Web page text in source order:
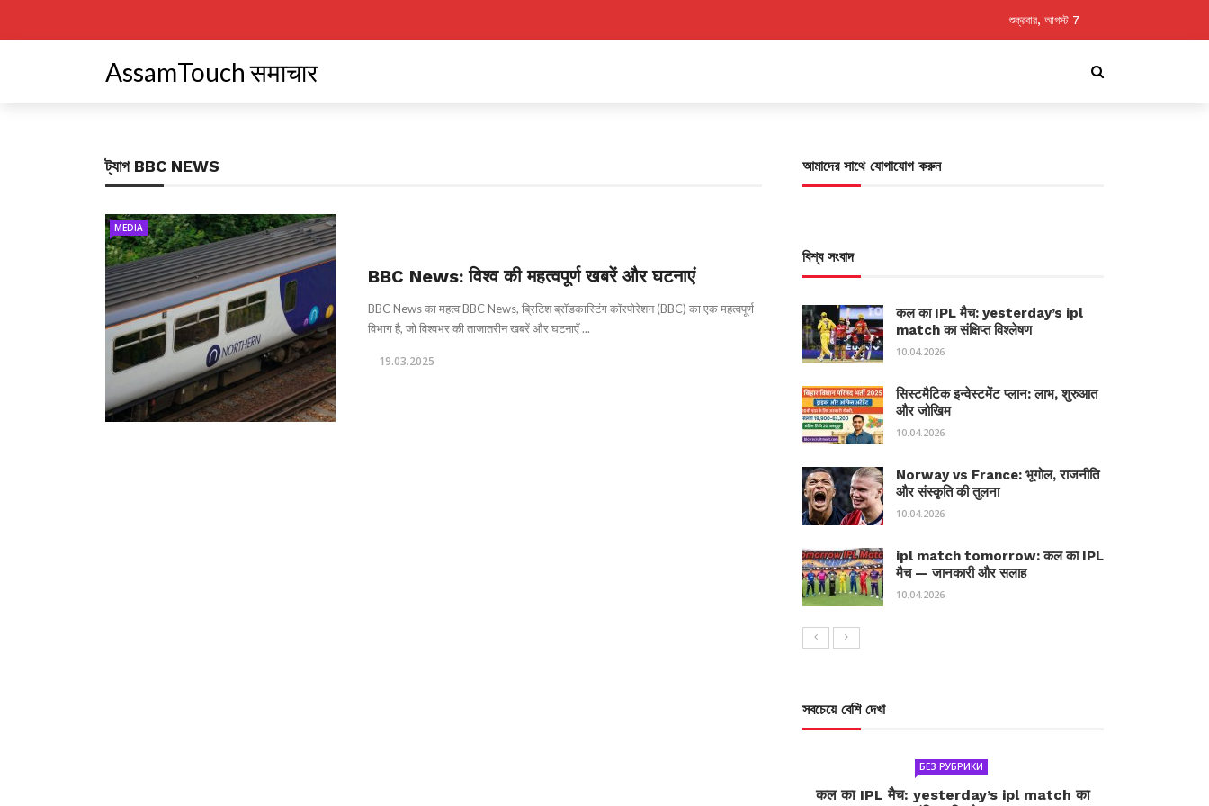
শুক্রবার, আগস্ট 7
AssamTouch समाचार
ট্যাগ BBC NEWS
MEDIA
BBC News: विश्व की महत्वपूर्ण खबरें और घटनाएं
BBC News का महत्व BBC News, ब्रिटिश ब्रॉडकास्टिंग कॉरपोरेशन (BBC) का एक महत्वपूर्ण
विभाग है, जो विश्वभर की ताजातरीन खबरें और घटनाएँ ...
19.03.2025
আমাদের সাথে যোগাযোগ করুন
বিশ্ব সংবাদ
कल का IPL मैच: yesterday’s ipl
match का संक्षिप्त विश्लेषण
10.04.2026
सिस्टमैटिक इन्वेस्टमेंट प्लान: लाभ, शुरुआत
और जोखिम
10.04.2026
Norway vs France: भूगोल, राजनीति
और संस्कृति की तुलना
10.04.2026
ipl match tomorrow: कल का IPL
मैच — जानकारी और सलाह
10.04.2026
সবচেয়ে বেশি দেখা
БЕЗ РУБРИКИ
कल का IPL मैच: yesterday’s ipl match का